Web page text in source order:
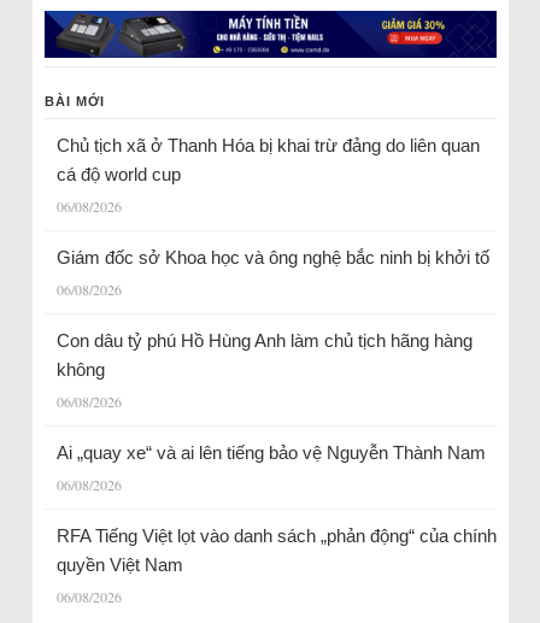
BÀI MỚI
Chủ tịch xã ở Thanh Hóa bị khai trừ đảng do liên quan
cá độ world cup
06/08/2026
Giám đốc sở Khoa học và ông nghệ bắc ninh bị khởi tố
06/08/2026
Con dâu tỷ phú Hồ Hùng Anh làm chủ tịch hãng hàng
không
06/08/2026
Ai „quay xe“ và ai lên tiếng bảo vệ Nguyễn Thành Nam
06/08/2026
RFA Tiếng Việt lọt vào danh sách „phản động“ của chính
quyền Việt Nam
06/08/2026